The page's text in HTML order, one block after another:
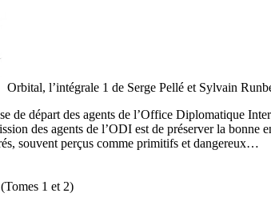
Orbital, l’intégrale 1 de Serge Pellé et Sylvain
de départ des agents de l’Office Diplomatique
des agents de l’ODI est de préserver la bonne
souvent perçus comme primitifs et dangereux…
1 et 2)